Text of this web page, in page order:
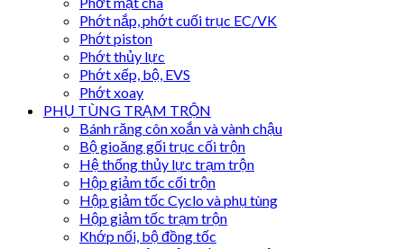
Phớt nắp, phớt cuối trục EC/VK
Phớt piston
Phớt thủy lực
Phớt xếp, bộ, EVS
Phớt xoay
PHỤ TÙNG TRẠM TRỘN
Bánh răng côn xoắn và vành chậu
Bộ gioăng gối trục cối trộn
Hệ thống thủy lực trạm trộn
Hộp giảm tốc cối trộn
Hộp giảm tốc Cyclo và phụ tùng
Hộp giảm tốc trạm trộn
Khớp nối, bộ đồng tốc